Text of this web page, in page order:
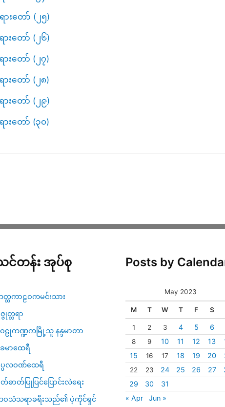
းတော် (၂၅)
းတော် (၂၆)
းတော် (၂၇)
းတော် (၂၈)
းတော် (၂၉)
းတော် (၃၀)
င်တန်း အုပ်စု
ထကာဠဝကမင်းသား
ဇုတ္တရာ
ဠုကဏ္ဍကမြို့သူ နန္ဒမာတာ
မာထေရီ
ပ္ပလဝဏ်ထေရီ
ဓာတ်ပြုပြင်ပြောင်းလဲရေး
ဝသံသရာခရီးသည်၏ ပဲ့ကိုင်ရှင်
Posts by
May 2023
M T W T F S
1 2 3 4 5 6
8 9 10 11 12 13
15
16 17 18 19 20
22 23 24 25 26 27
29
30
31
« Apr
Jun »